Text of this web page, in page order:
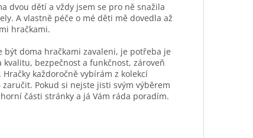
dvou dětí a vždy jsem se pro ně snažila
A vlastně péče o mé děti mě dovedla až
hračkami.
doma hračkami zavaleni, je potřeba je
bezpečnost a funkčnost, zároveň
každoročně vybírám z kolekcí
Pokud si nejste jisti svým výběrem
části stránky a já Vám ráda poradím.